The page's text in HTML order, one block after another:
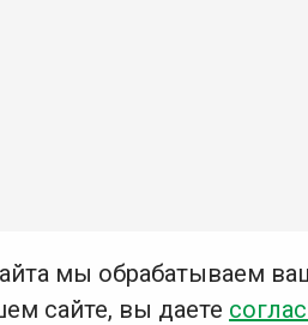
мы обрабатываем
сайте, вы даете